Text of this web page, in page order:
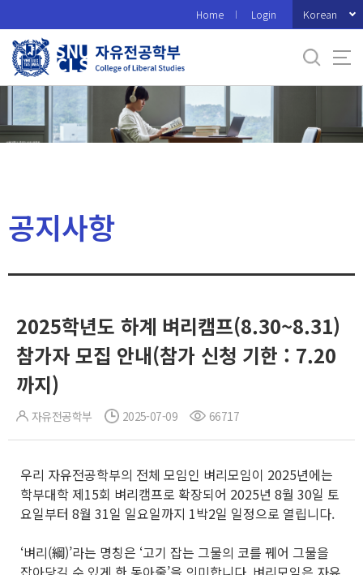
로
메
Home Login Korean
공지사항
2025학년도 하계 벼리캠프(8.30~8.31)
참가자 모집 안내(참가 신청 기한 : 7.20
까지)
자유전공학부 2025-07-09 66717
우리 자유전공학부의 전체 모임인 벼리모임이 2025년에는
학부대학 제15회 벼리캠프로 확장되어 2025년 8월 30일 토
요일부터 8월 31일 일요일까지 1박2일 일정으로 열립니다.
‘벼리(綱)’라는 명칭은 ‘고기 잡는 그물의 코를 꿰어 그물을